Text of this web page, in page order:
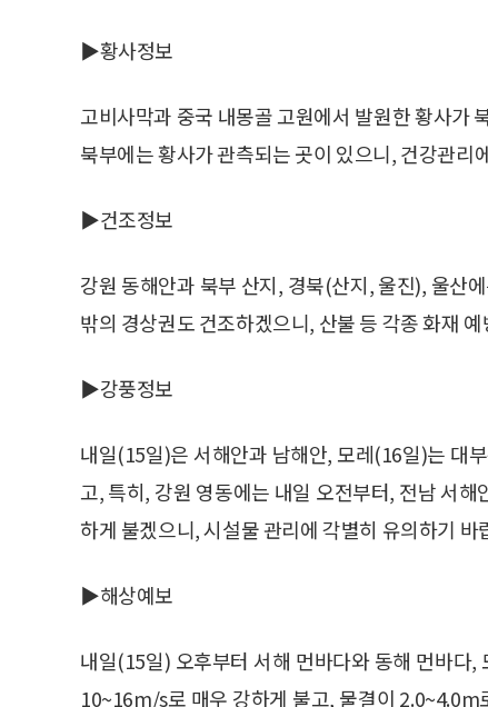
▶황사정보
고비사막과 중국 내몽골 고원에서 발원한 황사가
북부에는 황사가 관측되는 곳이 있으니, 건강관리
▶건조정보
강원 동해안과 북부 산지, 경북(산지, 울진), 울산
밖의 경상권도 건조하겠으니, 산불 등 각종 화재
▶강풍정보
내일(15일)은 서해안과 남해안, 모레(16일)는 대
고, 특히, 강원 영동에는 내일 오전부터, 전남 서
하게 불겠으니, 시설물 관리에 각별히 유의하기 바
▶해상예보
내일(15일) 오후부터 서해 먼바다와 동해 먼바다
10~16m/s로 매우 강하게 불고, 물결이